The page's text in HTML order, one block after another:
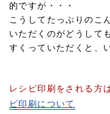
的ですが・・・
こうしてたっぷりのこ
いただくのがどうして
すくっていただくと、
レシピ印刷をされる
ピ印刷について